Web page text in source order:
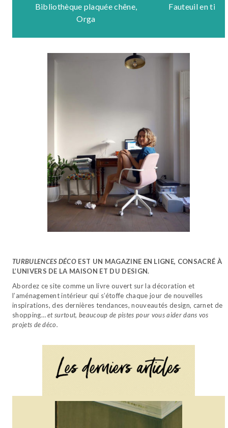
Bibliothèque plaquée chêne,
Orga
Fauteuil en
TURBULENCES DÉCO EST UN MAGAZINE EN LIGNE, CONSACRÉ À
L’UNIVERS DE LA MAISON ET DU DESIGN.
Abordez ce site comme un livre ouvert sur la décoration et
l’aménagement intérieur qui s’étoffe chaque jour de nouvelles
inspirations, des dernières tendances, nouveautés design, carnet de
shopping…et surtout, beaucoup de pistes pour vous aider dans vos
projets de déco.